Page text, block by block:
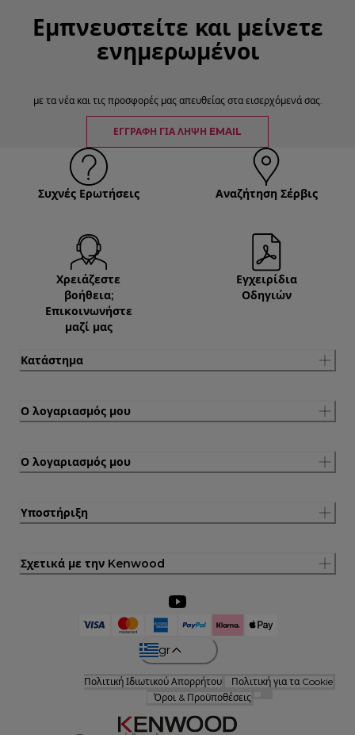
Εμπνευστείτε και μείνετε
ενημερωμένοι
με τα νέα και τις προσφορές μας απευθείας στα εισερχόμενά σας.
ΕΓΓΡΑΦΉ ΓΙΑ ΛΉΨΗ EMAIL
Συχνές Ερωτήσεις Αναζήτηση Σέρβις
Χρειάζεστε
βοήθεια;
Επικοινωνήστε
μαζί μας
Εγχειρίδια
Οδηγιών
Κατάστημα
Ο λογαριασμός μου
Ο λογαριασμός μου
Υποστήριξη
Σχετικά με την Kenwood
gr
Πολιτική Ιδιωτικού Απορρήτου
Πολιτική για τα Cookie
Όροι & Προϋποθέσεις